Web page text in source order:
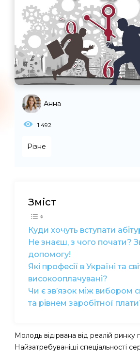
Анна
1 492
Різне
Зміст
Куди хочуть вступати
Не знаєш, з чого почати?
допомогу!
Які професії в Україні та
високооплачувані?
Чи є зв’язок між вибором
та рівнем заробітної
Молодь відірвана від реалій ринку
Найзатребуваніші спеціальності